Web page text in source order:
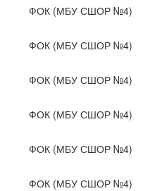
ФОК (МБУ СШОР №4)
ФОК (МБУ СШОР №4)
ФОК (МБУ СШОР №4)
ФОК (МБУ СШОР №4)
ФОК (МБУ СШОР №4)
ФОК (МБУ СШОР №4)